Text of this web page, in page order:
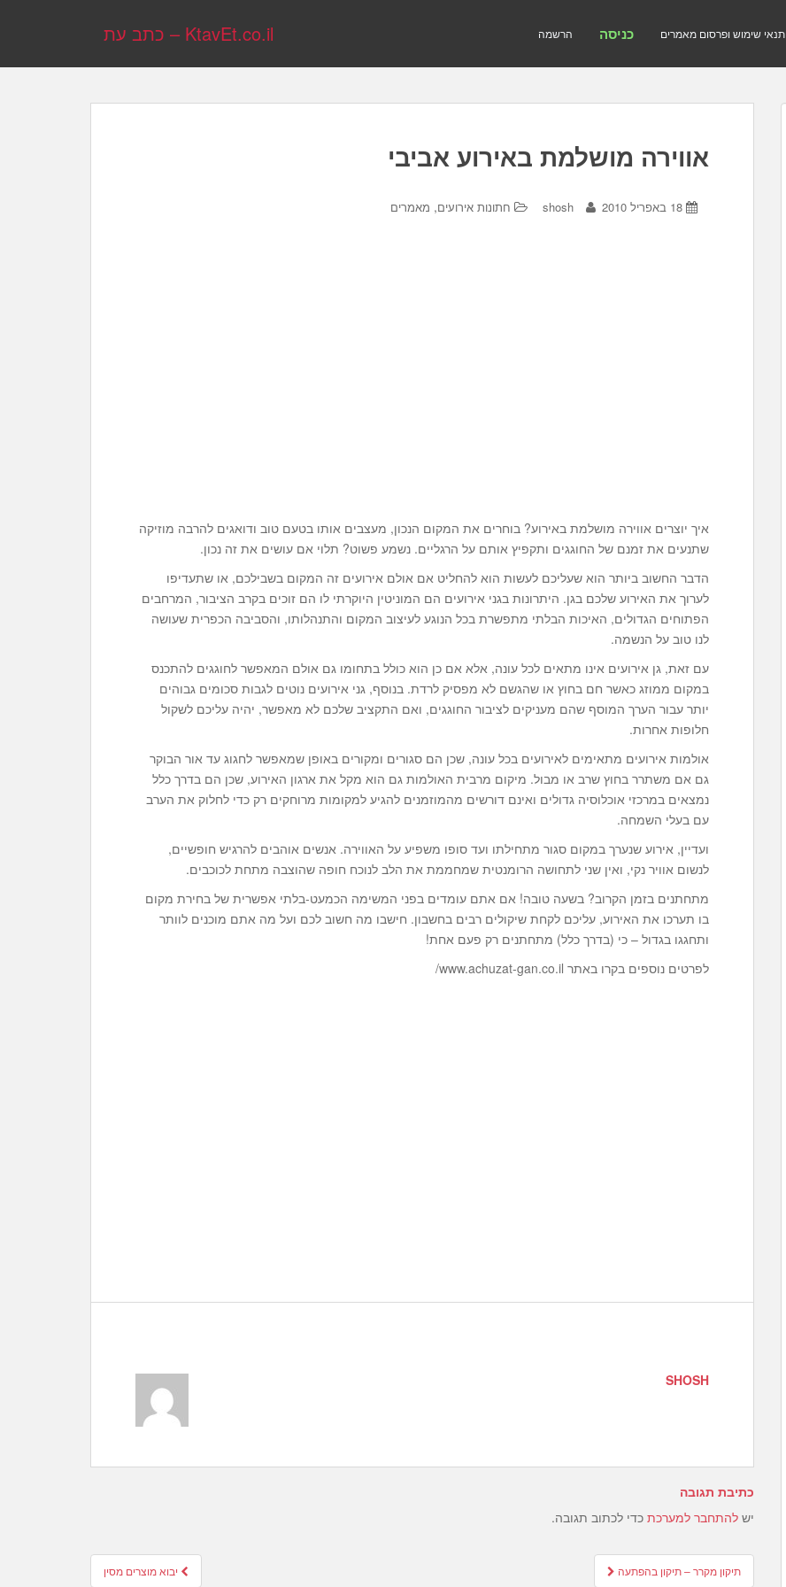
KtavEt.co.il – כתב עת הרשמה כניסה תנאי שימוש ופרסום מאמרים
אווירה מושלמת באירוע אביבי
18 באפריל 2010 shosh חתונות אירועים, מאמרים
איך יוצרים אווירה מושלמת באירוע? בוחרים את המקום הנכון, מעצבים אותו בטעם טוב ודואגים להרבה מוזיקה
שתנעים את זמנם של החוגגים ותקפיץ אותם על הרגליים. נשמע פשוט? תלוי אם עושים את זה נכון.
הדבר החשוב ביותר הוא שעליכם לעשות הוא להחליט אם אולם אירועים זה המקום בשבילכם, או שתעדיפו
לערוך את האירוע שלכם בגן. היתרונות בגני אירועים הם המוניטין היוקרתי לו הם זוכים בקרב הציבור, המרחבים
הפתוחים הגדולים, האיכות הבלתי מתפשרת בכל הנוגע לעיצוב המקום והתנהלותו, והסביבה הכפרית שעושה
לנו טוב על הנשמה.
עם זאת, גן אירועים אינו מתאים לכל עונה, אלא אם כן הוא כולל בתחומו גם אולם המאפשר לחוגגים להתכנס
במקום ממוזג כאשר חם בחוץ או שהגשם לא מפסיק לרדת. בנוסף, גני אירועים נוטים לגבות סכומים גבוהים
יותר עבור הערך המוסף שהם מעניקים לציבור החוגגים, ואם התקציב שלכם לא מאפשר, יהיה עליכם לשקול
חלופות אחרות.
אולמות אירועים מתאימים לאירועים בכל עונה, שכן הם סגורים ומקורים באופן שמאפשר לחגוג עד אור הבוקר
גם אם משתרר בחוץ שרב או מבול. מיקום מרבית האולמות גם הוא מקל את ארגון האירוע, שכן הם בדרך כלל
נמצאים במרכזי אוכלוסיה גדולים ואינם דורשים מהמוזמנים להגיע למקומות מרוחקים רק כדי לחלוק את הערב
עם בעלי השמחה.
ועדיין, אירוע שנערך במקום סגור מתחילתו ועד סופו משפיע על האווירה. אנשים אוהבים להרגיש חופשיים,
לנשום אוויר נקי, ואין שני לתחושה הרומנטית שמחממת את הלב לנוכח חופה שהוצבה מתחת לכוכבים.
מתחתנים בזמן הקרוב? בשעה טובה! אם אתם עומדים בפני המשימה הכמעט-בלתי אפשרית של בחירת מקום
בו תערכו את האירוע, עליכם לקחת שיקולים רבים בחשבון. חישבו מה חשוב לכם ועל מה אתם מוכנים לוותר
ותחגגו בגדול – כי (בדרך כלל) מתחתנים רק פעם אחת!
לפרטים נוספים בקרו באתר www.achuzat-gan.co.il/
SHOSH
כתיבת תגובה
יש להתחבר למערכת כדי לכתוב תגובה.
Post יבוא מוצרים מסין תיקון מקרר – תיקון בהפתעה